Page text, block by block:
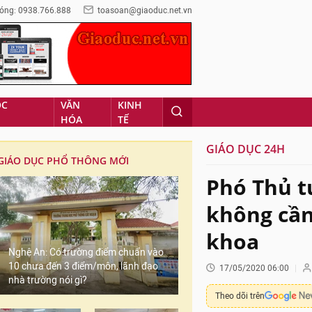
0938.766.888 toasoan@giaoduc.net.vn
VĂN
HÓA
KINH
TẾ
DỤC PHỔ THÔNG MỚI
Nghệ An: Có trường điểm chuẩn vào
10 chưa đến 3 điểm/môn, lãnh đạo
nhà trường nói gì?
GIÁO DỤC 24H
Phó Thủ
không
khoa
17/05/2020 06:00
Theo dõi trên